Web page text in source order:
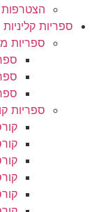
הצטרפות
ספריות קליניות
ספריות
ספריות